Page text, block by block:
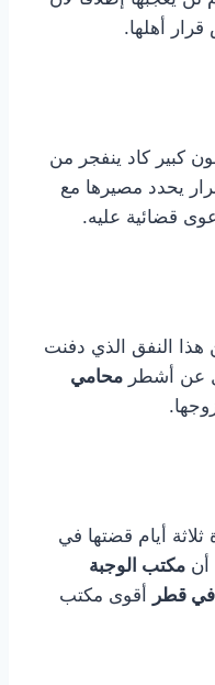
أهلها.
كبير كاد ينفجر من
يحدد مصيرها مع
قضائية عليه.
النفق الذي دفنت
عن أشطر محامي
أيام قضتها في
مكتب الوجبة
في قطر
أقوى مكتب